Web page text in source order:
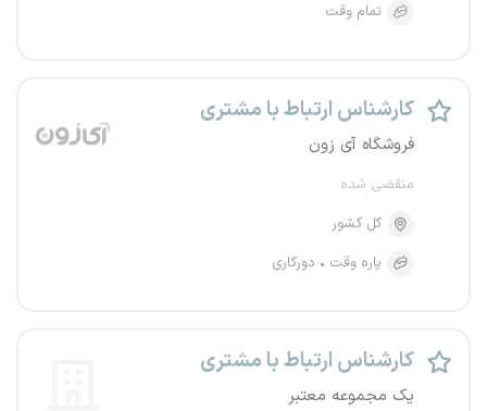
تمام وقت
کارشناس ارتباط با مشتری
فروشگاه آی زون
منقضی شده
کل کشور
پاره وقت
دورکاری
کارشناس ارتباط با مشتری
یک مجموعه معتبر